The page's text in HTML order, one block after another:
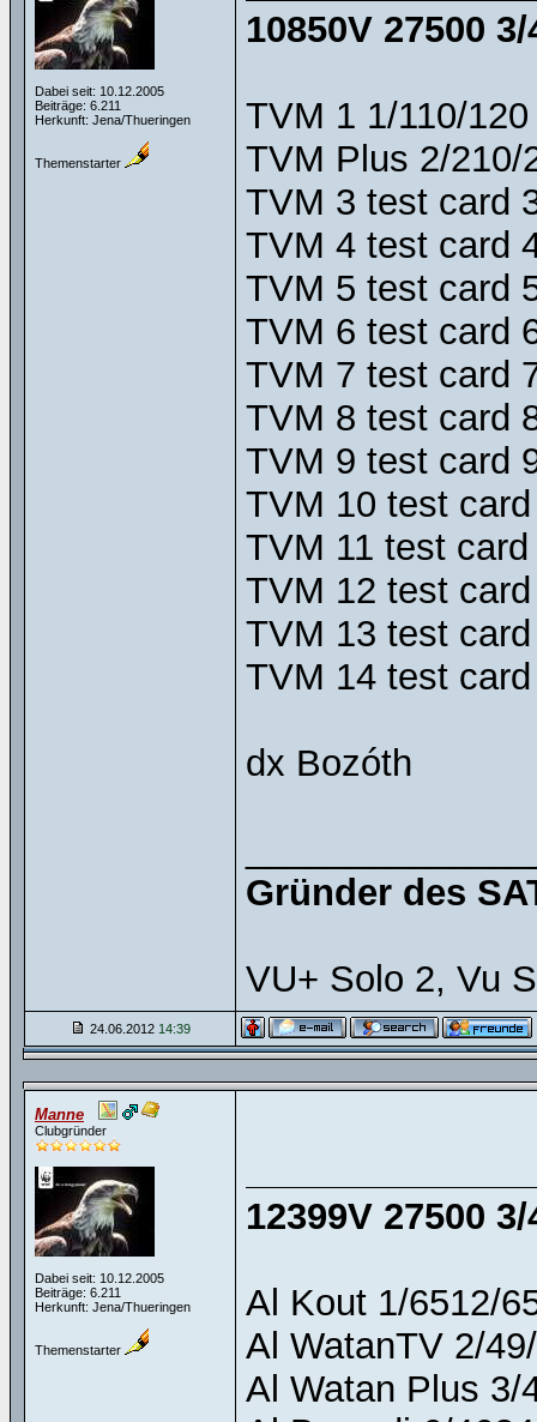
Dabei seit: 10.12.2005
Beiträge: 6.211
Herkunft: Jena/Thueringen
Themenstarter
10850V 27500
TVM 1 1/110/
TVM Plus 2/210/
TVM 3 test card
TVM 4 test card
TVM 5 test card
TVM 6 test card
TVM 7 test card
TVM 8 test card
TVM 9 test card
TVM 10 test
TVM 11 test
TVM 12 test
TVM 13 test
TVM 14 test
dx Bozóth
Gründer des
VU+ Solo 2, Vu
24.06.2012 14:39
Manne
Clubgründer
Dabei seit: 10.12.2005
Beiträge: 6.211
Herkunft: Jena/Thueringen
Themenstarter
12399V 27500 3/
Al Kout 1/6512/
Al WatanTV 2/
Al Watan Plus 3/